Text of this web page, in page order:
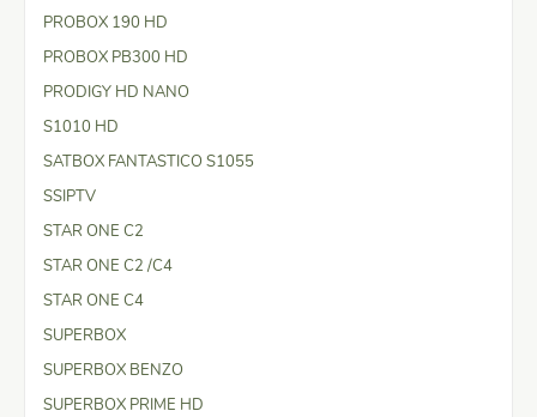
PROBOX 190 HD
PROBOX PB300 HD
PRODIGY HD NANO
S1010 HD
SATBOX FANTASTICO S1055
SSIPTV
STAR ONE C2
STAR ONE C2 /C4
STAR ONE C4
SUPERBOX
SUPERBOX BENZO
SUPERBOX PRIME HD